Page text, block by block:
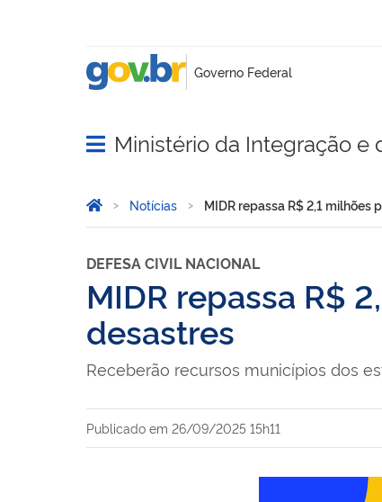
Abrir menu principal de navegação
Ministério da Integração
Você está aqui:
Página Inicial
Notícias MIDR repassa R$ 2,1
DEFESA CIVIL NACIONAL
MIDR repassa R$
desastres
Receberão recursos municípios dos
Publicado em 26/09/2025 15h11